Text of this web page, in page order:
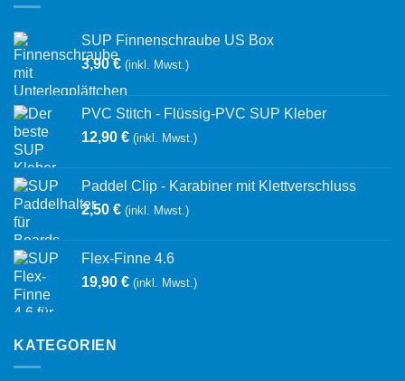
SUP Finnenschraube US Box
3,90€ (inkl. Mwst.)
PVC Stitch - Flüssig-PVC SUP Kleber
12,90 € (inkl. Mwst.)
Paddel Clip - Karabiner mit Klettverschluss
2,50 € (inkl. Mwst.)
Flex-Finne 4.6
19,90 € (inkl. Mwst.)
KATEGORIEN